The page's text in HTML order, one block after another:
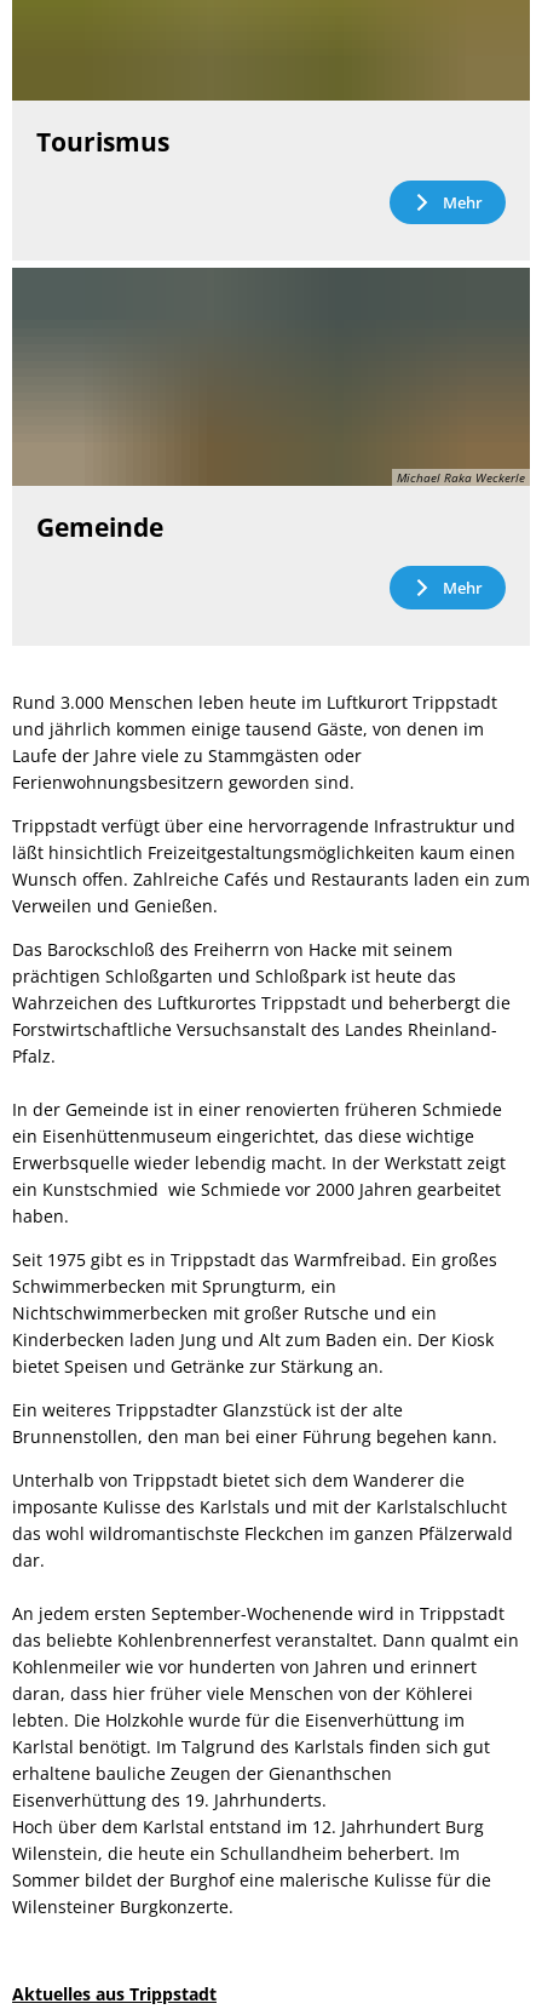
Tourismus
Mehr
Michael Raka Weckerle
Gemeinde
Mehr
Rund 3.000 Menschen leben heute im Luftkurort Trippstadt
und jährlich kommen einige tausend Gäste, von denen im
Laufe der Jahre viele zu Stammgästen oder
Ferienwohnungsbesitzern geworden sind.
Trippstadt verfügt über eine hervorragende Infrastruktur und
läßt hinsichtlich Freizeitgestaltungsmöglichkeiten kaum einen
Wunsch offen. Zahlreiche Cafés und Restaurants laden ein zum
Verweilen und Genießen.
Das Barockschloß des Freiherrn von Hacke mit seinem
prächtigen Schloßgarten und Schloßpark ist heute das
Wahrzeichen des Luftkurortes Trippstadt und beherbergt die
Forstwirtschaftliche Versuchsanstalt des Landes Rheinland-
Pfalz.
In der Gemeinde ist in einer renovierten früheren Schmiede
ein Eisenhüttenmuseum eingerichtet, das diese wichtige
Erwerbsquelle wieder lebendig macht. In der Werkstatt zeigt
ein Kunstschmied wie Schmiede vor 2000 Jahren gearbeitet
haben.
Seit 1975 gibt es in Trippstadt das Warmfreibad. Ein großes
Schwimmerbecken mit Sprungturm, ein
Nichtschwimmerbecken mit großer Rutsche und ein
Kinderbecken laden Jung und Alt zum Baden ein. Der Kiosk
bietet Speisen und Getränke zur Stärkung an.
Ein weiteres Trippstadter Glanzstück ist der alte
Brunnenstollen, den man bei einer Führung begehen kann.
Unterhalb von Trippstadt bietet sich dem Wanderer die
imposante Kulisse des Karlstals und mit der Karlstalschlucht
das wohl wildromantischste Fleckchen im ganzen Pfälzerwald
dar.
An jedem ersten September-Wochenende wird in Trippstadt
das beliebte Kohlenbrennerfest veranstaltet. Dann qualmt ein
Kohlenmeiler wie vor hunderten von Jahren und erinnert
daran, dass hier früher viele Menschen von der Köhlerei
lebten. Die Holzkohle wurde für die Eisenverhüttung im
Karlstal benötigt. Im Talgrund des Karlstals finden sich gut
erhaltene bauliche Zeugen der Gienanthschen
Eisenverhüttung des 19. Jahrhunderts.
Hoch über dem Karlstal entstand im 12. Jahrhundert Burg
Wilenstein, die heute ein Schullandheim beherbert. Im
Sommer bildet der Burghof eine malerische Kulisse für die
Wilensteiner Burgkonzerte.
Aktuelles aus Trippstadt